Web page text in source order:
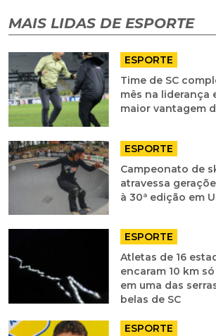
MAIS LIDAS DE ESPORTE
ESPORTE
Time de SC
mês na liderança
maior vantagem
ESPORTE
Campeonato de
atravessa
à 30ª edição em
ESPORTE
Atletas de 16
encaram 10 km
em uma das
belas de SC
ESPORTE